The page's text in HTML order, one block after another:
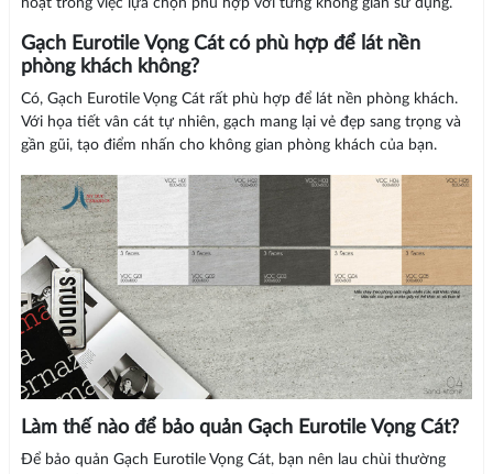
hoạt trong việc lựa chọn phù hợp với từng không gian sử dụng.
Gạch Eurotile Vọng Cát có phù hợp để lát nền
phòng khách không?
Có, Gạch Eurotile Vọng Cát rất phù hợp để lát nền phòng khách.
Với họa tiết vân cát tự nhiên, gạch mang lại vẻ đẹp sang trọng và
gần gũi, tạo điểm nhấn cho không gian phòng khách của bạn.
Làm thế nào để bảo quản Gạch Eurotile Vọng Cát?
Để bảo quản Gạch Eurotile Vọng Cát, bạn nên lau chùi thường